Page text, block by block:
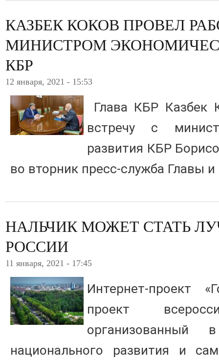
КАЗБЕК КОКОВ ПРОВЕЛ
МИНИСТРОМ
КБР
12 января, 2021 - 15:53
Глава КБР Казбек
встречу с
развития КБР
во вторник пресс-служба Главы
НАЛЬЧИК МОЖЕТ СТАТЬ
РОССИИ
11 января, 2021 - 17:45
Интернет-проект
проект
организованный
национального развития и